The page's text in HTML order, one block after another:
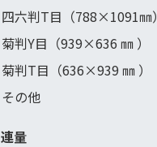
四六判T目（788×1091㎜）
菊判Y目（939×636 ㎜ ）
菊判T目（636×939 ㎜ ）
その他
連量